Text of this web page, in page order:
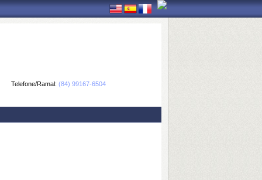
Telefone/Ramal: (84) 99167-6504